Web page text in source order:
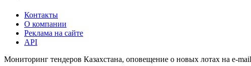
Контакты
О компании
Реклама на сайте
API
Мониторинг тендеров Казахстана, оповещение о новых лотах на e-